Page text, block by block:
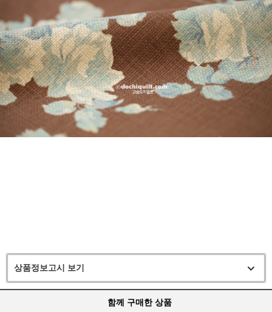
상품정보고시 보기
함께 구매한 상품